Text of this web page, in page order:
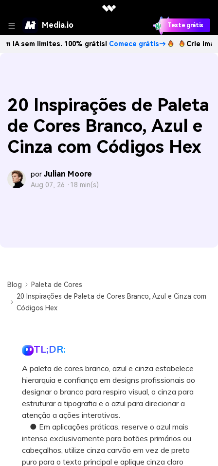
Media.io Teste grátis
limites. 100% grátis!Comece grátis→ Crie imagens
20 Inspirações de Paleta
de Cores Branco, Azul e
Cinza com Códigos Hex
por Julian Moore
Aug 07, 26 · 18 min(s)
Blog
Paleta de Cores
20 Inspirações de Paleta de Cores Branco, Azul e Cinza com
Códigos Hex
TL;DR:
A paleta de cores branco, azul e cinza estabelece
hierarquia e confiança em designs profissionais ao
designar o branco para respiro visual, o cinza para
estruturar a tipografia e o azul para direcionar a
atenção a ações interativas.
● Em aplicações práticas, reserve o azul mais
intenso exclusivamente para botões primários ou
cabeçalhos, utilize cinza carvão em vez de preto
puro para o texto principal e aplique cinza claro